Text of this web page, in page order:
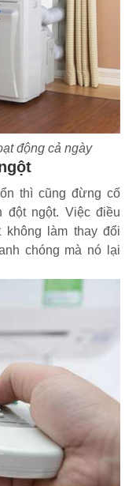
động cả ngày
thì cũng đừng cố
đột ngột. Việc điều
không làm thay đổi
chóng mà nó lại